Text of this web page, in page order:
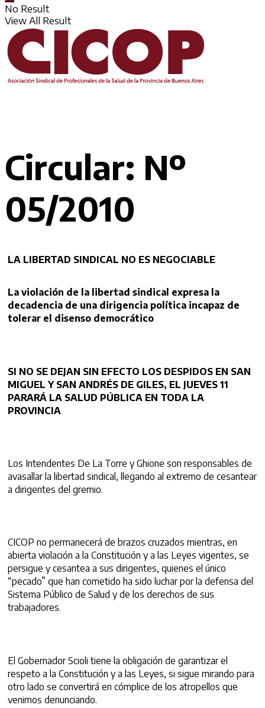
No Result
View All Result
Circular: Nº
05/2010
LA LIBERTAD SINDICAL NO ES NEGOCIABLE
La violación de la libertad sindical expresa la
decadencia de una dirigencia política incapaz de
tolerar el disenso democrático
SI NO SE DEJAN SIN EFECTO LOS DESPIDOS EN SAN
MIGUEL Y SAN ANDRÉS DE GILES, EL JUEVES 11
PARARÁ LA SALUD PÚBLICA EN TODA LA
PROVINCIA
Los Intendentes De La Torre y Ghione son responsables de
avasallar la libertad sindical, llegando al extremo de cesantear
a dirigentes del gremio.
CICOP no permanecerá de brazos cruzados mientras, en
abierta violación a la Constitución y a las Leyes vigentes, se
persigue y cesantea a sus dirigentes, quienes el único
“pecado” que han cometido ha sido luchar por la defensa del
Sistema Público de Salud y de los derechos de sus
trabajadores.
El Gobernador Scioli tiene la obligación de garantizar el
respeto a la Constitución y a las Leyes, si sigue mirando para
otro lado se convertirá en cómplice de los atropellos que
venimos denunciando.